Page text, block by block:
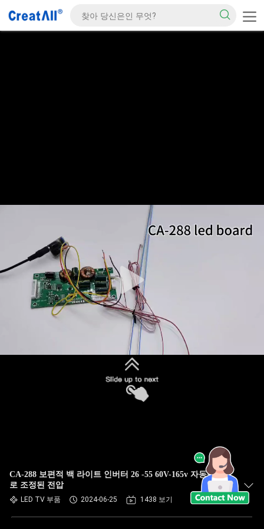
CA-288 보편적 백 라이트 인버터 26 -55 60V-165v 자동적으
로 조정된 전압
LED TV 부품 2024-06-25 1438 보기